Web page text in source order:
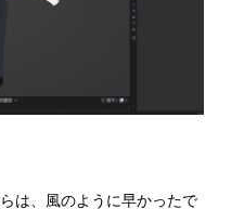
は、風のように早かったで